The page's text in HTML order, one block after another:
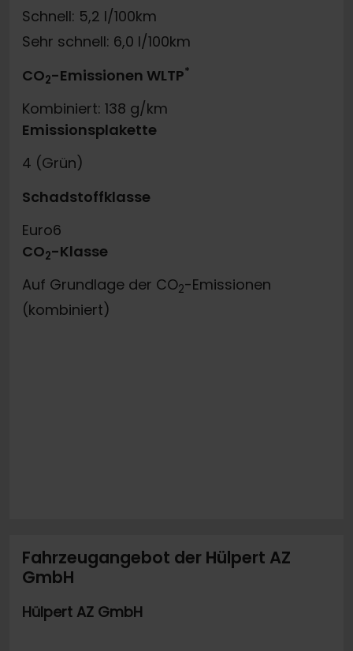
Schnell: 5,2 l/100km
Sehr schnell: 6,0 l/100km
CO2-Emissionen WLTP*
Kombiniert: 138 g/km
Emissionsplakette
4 (Grün)
Schadstoffklasse
Euro6
CO2-Klasse
Auf Grundlage der CO2-Emissionen
(kombiniert)
Fahrzeugangebot der Hülpert AZ
GmbH
Hülpert AZ GmbH